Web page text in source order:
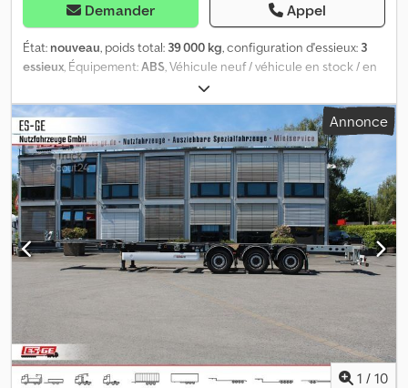
Demander Appel
État: nouveau, poids total: 39 000 kg, configuration d'essieux: 3
essieux, Équipement:ABS, Véhicule neuf / véhicule en stock / en
cours de livraison ? Également configurable sur mesure / à partir
de 26 500 € À vendre : un châssis porte-conteneurs Wielton
(extensible) pour une utilisation flexible et professionnelle dans le
transport combiné de conteneurs. Adapté aux types de
conteneurs suivants : * 45 pieds * 40 pieds ISO * 40 pieds High
Cube * 30 pieds * 20 pieds, centré * 20 pieds, à l’arrière * 2 × 20
pieds Remarque : L’équipement indiqué ci-dessous décrit un
véhicule actuellement en stock ou précommandé. Des variations
sont possibles en fonction du véhicule, de l’état de production ou
de la configuration spécifique du client. Châssis / cadre :
Construction soudée en acier S700 de haute qualité, conception
ISO 1726:2003. * Tous les câbles dans des chaînes de protection
en PVC. * Extension avant manuelle, extensible mécaniquement.
* Extension arrière pneumatique avec blocage mécanique. * 4
supports de conteneur rabattables, acier galvanisé. * 4
Annonce
1 / 10